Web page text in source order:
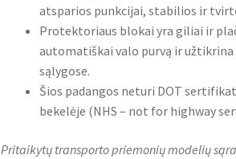
atsparios punkcijai, stabilios ir
Protektoriaus blokai yra giliai ir
automatiškai valo purvą ir
sąlygose.
Šios padangos neturi DOT
bekelėje (NHS – not for highway
Pritaikytų transporto priemonių modelių